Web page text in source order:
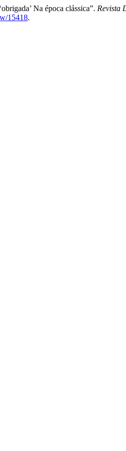
Na época clássica”. Revista
15418.